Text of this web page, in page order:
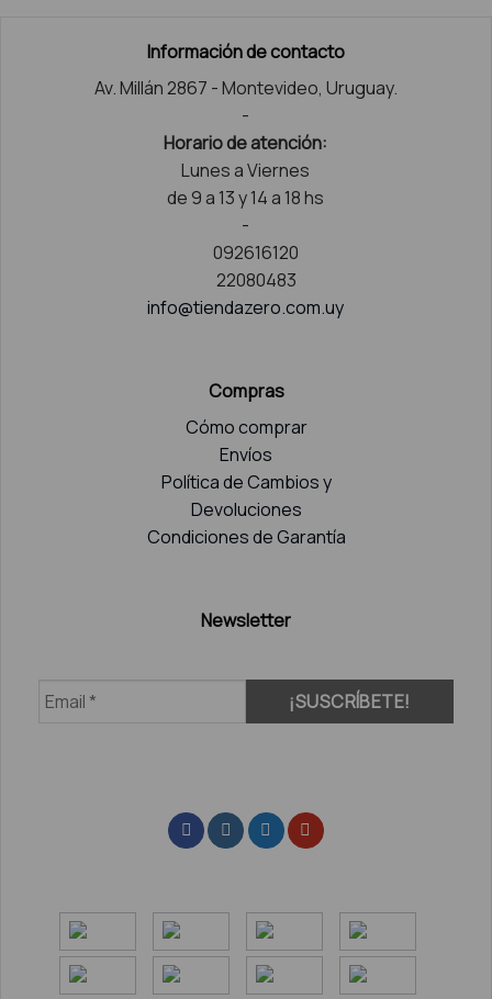
Información de contacto
Av. Millán 2867 - Montevideo, Uruguay.
-
Horario de atención:
Lunes a Viernes
de 9 a 13 y 14 a 18 hs
-
092616120
22080483
info@tiendazero.com.uy
Compras
Cómo comprar
Envíos
Política de Cambios y
Devoluciones
Condiciones de Garantía
Newsletter